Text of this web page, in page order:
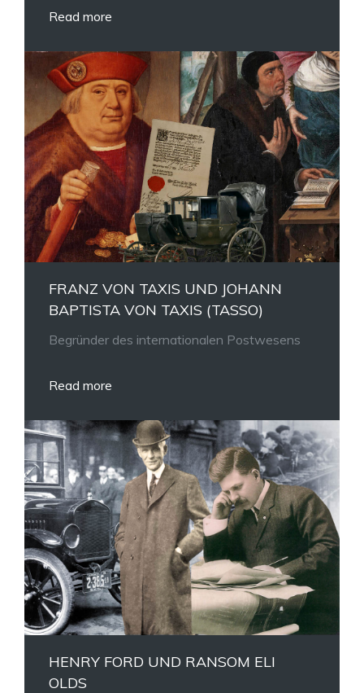
Read more
FRANZ VON TAXIS UND JOHANN
BAPTISTA VON TAXIS (TASSO)
Begründer des internationalen Postwesens
Read more
HENRY FORD UND RANSOM ELI
OLDS